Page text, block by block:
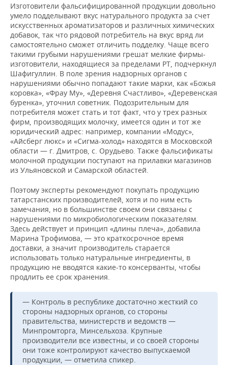
Изготовители фальсифицированной продукции довольно
умело подделывают вкус натурального продукта за счет
искусственных ароматизаторов и различных химических
добавок, так что рядовой потребитель на вкус вряд ли
самостоятельно сможет отличить подделку. Чаще всего
такими грубыми нарушениями грешат мелкие фирмы-
изготовители, находящиеся за пределами РТ, подчеркнул
Шафигуллин. В поле зрения надзорных органов с
нарушениями обычно попадают такие марки, как «Божья
коровка», «Фрау Му», «Деревня Счастливо», «Деревенская
буренка», уточнил советник. Подозрительным для
потребителя может стать и тот факт, что у трех разных
фирм, производящих молочку, имеется один и тот же
юридический адрес: например, компании «Модус»,
«Айсберг люкс» и «Сигма-холод» находятся в Московской
области — г. Дмитров, с. Орудьево. Также фальсификаты
молочной продукции поступают на прилавки магазинов
из Ульяновской и Самарской областей.
Поэтому эксперты рекомендуют покупать продукцию
татарстанских производителей, хотя и по ним есть
замечания, но в большинстве своем они связаны с
нарушениями по микробиологическим показателям.
Здесь действует и принцип «длины плеча», добавила
Марина Трофимова, — это краткосрочное время
доставки, а значит производитель старается
использовать только натуральные ингредиенты, в
продукцию не вводятся какие-то консерванты, чтобы
продлить ее срок хранения.
— Контроль в республике достаточно жесткий со
стороны надзорных органов, со стороны
правительства, министерств и ведомств —
Минпромторга, Минсельхоза. Крупные
производители все известны, и со своей стороны
они тоже контролируют качество выпускаемой
продукции, — отметила спикер.